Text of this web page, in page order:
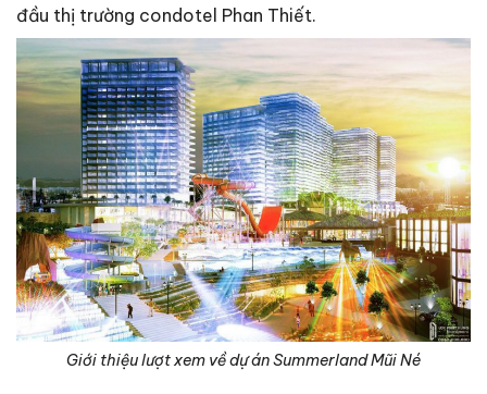
đầu thị trường condotel Phan Thiết.
Giới thiệu lượt xem về dự án Summerland Mũi Né